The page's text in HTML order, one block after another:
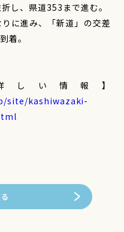
し、県道353まで進む。
に進み、「新道」の交差
着。
しい情報】
site/kashiwazaki-